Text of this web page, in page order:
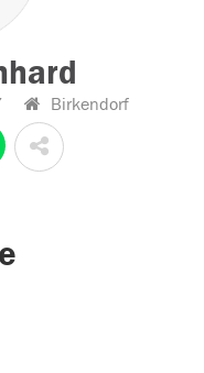
Birkendorf